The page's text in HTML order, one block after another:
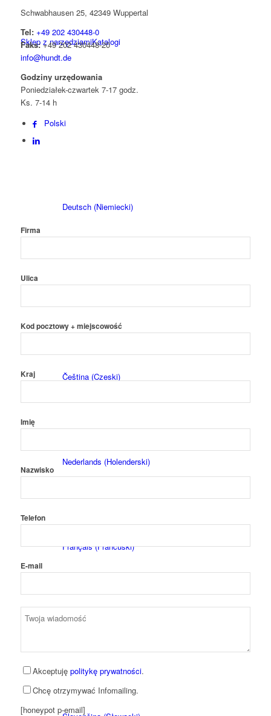
Sklep z narzędziamiKatalogi
Polski
Deutsch(Niemiecki)
Čeština(Czeski)
Nederlands (Holenderski)
Français(Francuski)
Schwabhausen 25, 42349 Wuppertal
Tel: +49 202 430448-0
Faks:+49 202 430448-20
info@hundt.de
Godziny urzędowania
Poniedziałek-czwartek 7-17 godz.
Ks. 7-14 h
Firma
Ulica
Kod pocztowy + miejscowość
Kraj
Imię
Nazwisko
Telefon
E-mail
Akceptuję politykę prywatności.
Chcę otrzymywać Infomailing.
[honeypot p-email]